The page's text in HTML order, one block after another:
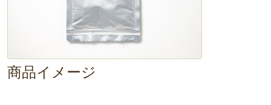
商品イメージ